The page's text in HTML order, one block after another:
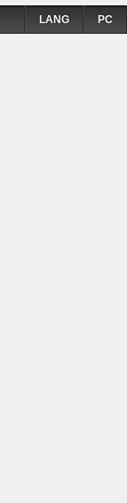
PC
LANG